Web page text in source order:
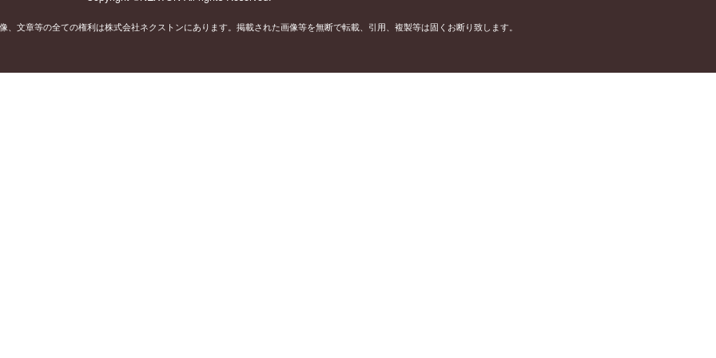
、文章等の全ての権利は株式会社ネクストンにあります。掲載された画像等を無断で転載、引用、複製等は固くお断り致します。